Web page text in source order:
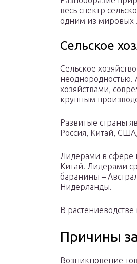
весь спектр
одним из мировых
Сельское
Сельское
неоднородностью.
хозяйствами,
крупным
Развитые страны
Россия, Китай,
Лидерами в сфере
Китай. Лидерами
баранины –
Нидерланды.
В
Причины
Возникновение